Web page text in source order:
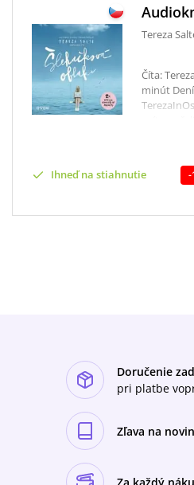
Tereza
Číta:
minút
sever.
a zároveň
na
Ihneď na stiahnutie -
Doručenie
pri platbe
Zľava na
Za každý